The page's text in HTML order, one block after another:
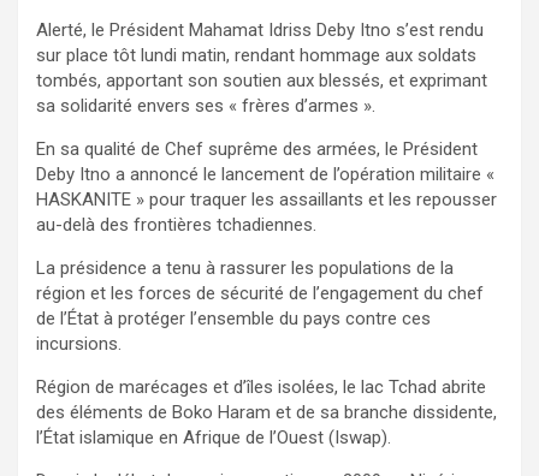
Alerté, le Président Mahamat Idriss Deby Itno s’est rendu
sur place tôt lundi matin, rendant hommage aux soldats
tombés, apportant son soutien aux blessés, et exprimant
sa solidarité envers ses « frères d’armes ».
En sa qualité de Chef suprême des armées, le Président
Deby Itno a annoncé le lancement de l’opération militaire «
HASKANITE » pour traquer les assaillants et les repousser
au-delà des frontières tchadiennes.
La présidence a tenu à rassurer les populations de la
région et les forces de sécurité de l’engagement du chef
de l’État à protéger l’ensemble du pays contre ces
incursions.
Région de marécages et d’îles isolées, le lac Tchad abrite
des éléments de Boko Haram et de sa branche dissidente,
l’État islamique en Afrique de l’Ouest (Iswap).